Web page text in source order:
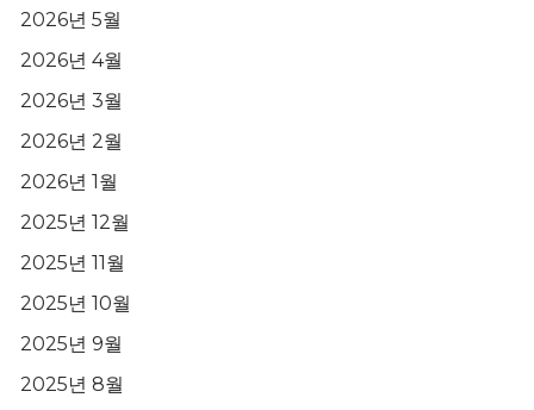
2026년 5월
2026년 4월
2026년 3월
2026년 2월
2026년 1월
2025년 12월
2025년 11월
2025년 10월
2025년 9월
2025년 8월